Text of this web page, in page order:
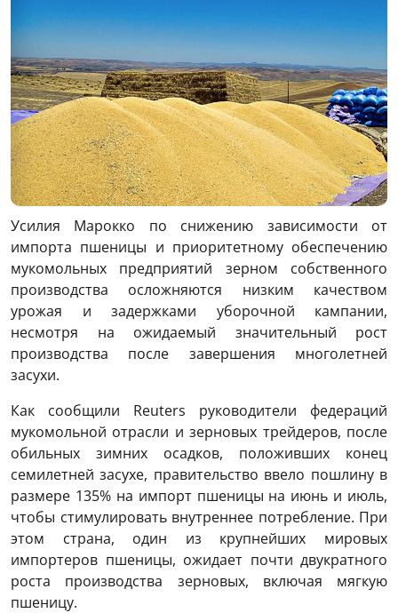
Усилия Марокко по снижению зависимости от
импорта пшеницы и приоритетному обеспечению
мукомольных предприятий зерном собственного
производства осложняются низким качеством
урожая и задержками уборочной кампании,
несмотря на ожидаемый значительный рост
производства после завершения многолетней
засухи.
Как сообщили Reuters руководители федераций
мукомольной отрасли и зерновых трейдеров, после
обильных зимних осадков, положивших конец
семилетней засухе, правительство ввело пошлину в
размере 135% на импорт пшеницы на июнь и июль,
чтобы стимулировать внутреннее потребление. При
этом страна, один из крупнейших мировых
импортеров пшеницы, ожидает почти двукратного
роста производства зерновых, включая мягкую
пшеницу.